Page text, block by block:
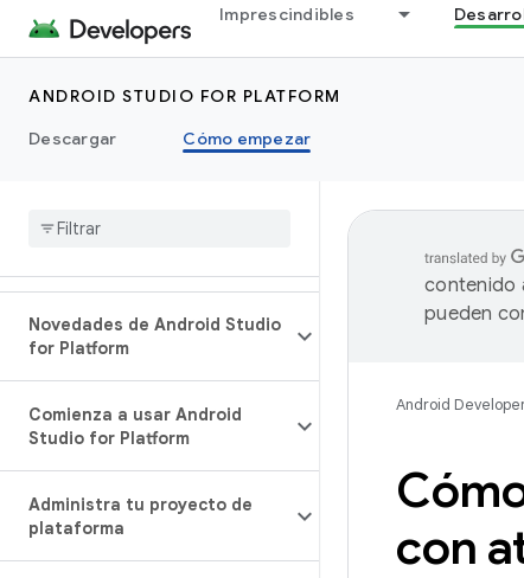
Imprescindibles
ANDROID STUDIO FOR PLATFORM
Descargar
Cómo empezar
Novedades de Android Studio
for Platform
Comienza a usar Android
Studio for Platform
Administra tu proyecto de
plataforma
contenido
pueden
Android
con